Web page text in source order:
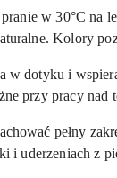
w 30°C na
Kolory
w dotyku i
przy pracy nad
pełny
i uderzeniach z